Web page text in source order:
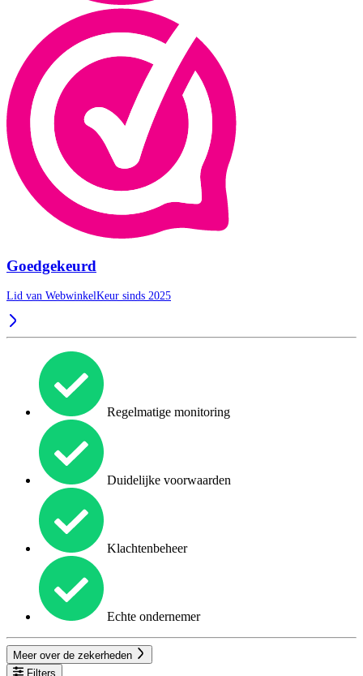
Goedgekeurd
Lid van WebwinkelKeur sinds 2025
Regelmatige monitoring
Duidelijke voorwaarden
Klachtenbeheer
Echte ondernemer
Meer over de zekerheden
Filters